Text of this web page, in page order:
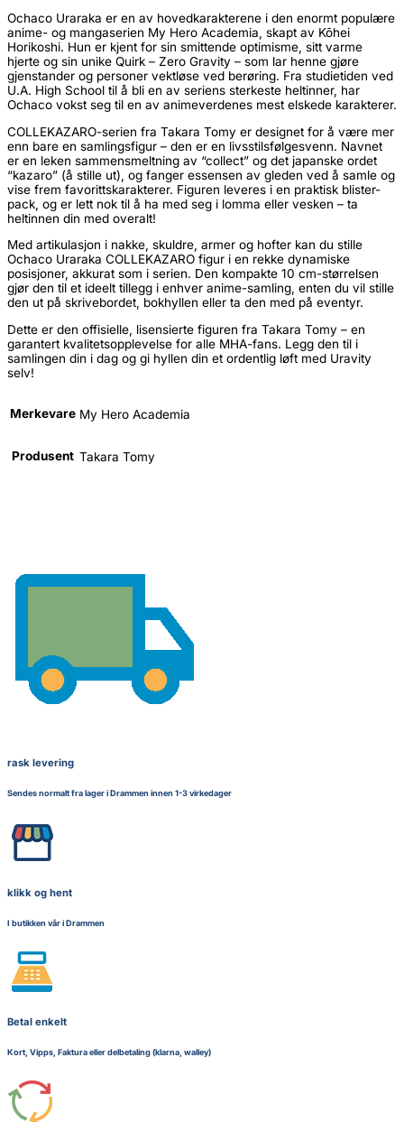
Ochaco Uraraka er en av hovedkarakterene i den enormt populære
anime- og mangaserien My Hero Academia, skapt av Kōhei
Horikoshi. Hun er kjent for sin smittende optimisme, sitt varme
hjerte og sin unike Quirk – Zero Gravity – som lar henne gjøre
gjenstander og personer vektløse ved berøring. Fra studietiden ved
U.A. High School til å bli en av seriens sterkeste heltinner, har
Ochaco vokst seg til en av animeverdenes mest elskede karakterer.
COLLEKAZARO-serien fra Takara Tomy er designet for å være mer
enn bare en samlingsfigur – den er en livsstilsfølgesvenn. Navnet
er en leken sammensmeltning av “collect” og det japanske ordet
“kazaro” (å stille ut), og fanger essensen av gleden ved å samle og
vise frem favorittskarakterer. Figuren leveres i en praktisk blister-
pack, og er lett nok til å ha med seg i lomma eller vesken – ta
heltinnen din med overalt!
Med artikulasjon i nakke, skuldre, armer og hofter kan du stille
Ochaco Uraraka COLLEKAZARO figur i en rekke dynamiske
posisjoner, akkurat som i serien. Den kompakte 10 cm-størrelsen
gjør den til et ideelt tillegg i enhver anime-samling, enten du vil stille
den ut på skrivebordet, bokhyllen eller ta den med på eventyr.
Dette er den offisielle, lisensierte figuren fra Takara Tomy – en
garantert kvalitetsopplevelse for alle MHA-fans. Legg den til i
samlingen din i dag og gi hyllen din et ordentlig løft med Uravity
selv!
Merkevare My Hero Academia
Produsent Takara Tomy
rask levering
Sendes normalt fra lager i Drammen innen 1-3 virkedager
klikk og hent
I butikken vår i Drammen
Betal enkelt
Kort, Vipps, Faktura eller delbetaling (klarna, walley)